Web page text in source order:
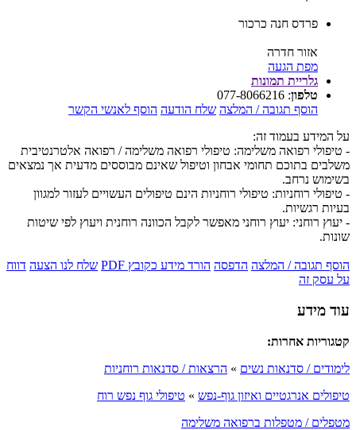
פרדס חנה כרכור
אזור חדרה
מפת הגעה
גלריית תמונות
טלפון:
077-8066216
הוסף תגובה / המלצה שלח הודעה הוסף לאנשי הקשר
על המידע בעמוד זה:
- טיפולי רפואה משלימה: טיפולי רפואה משלימה / רפואה אלטרנטיבית
משלבים בתוכם תחומי אבחון וטיפול שאינם מבוססים מדעית אך נמצאים
בשימוש נרחב.
- טיפולי רוחניות: טיפולי רוחניות הינם טיפולים העשויים לעזור למגוון
בעיות רגשיות.
- יעוץ רוחני: יעוץ רוחני מאפשר לקבל הכוונה רוחנית ויעוץ לפי שיטות
שונות.
הוסף תגובה / המלצה הדפסה הורד מידע כקובץ PDF שלח לנו הצעה דווח
על עסק זה
עוד מידע
קטגוריות אחרות:
לימודים / סדנאות נשים » הרצאות / סדנאות רוחניות
טיפולים אנרגטיים ואיזון גוף-נפש » טיפולי גוף נפש רוח
מטפלים / מטפלות ברפואה משלימה